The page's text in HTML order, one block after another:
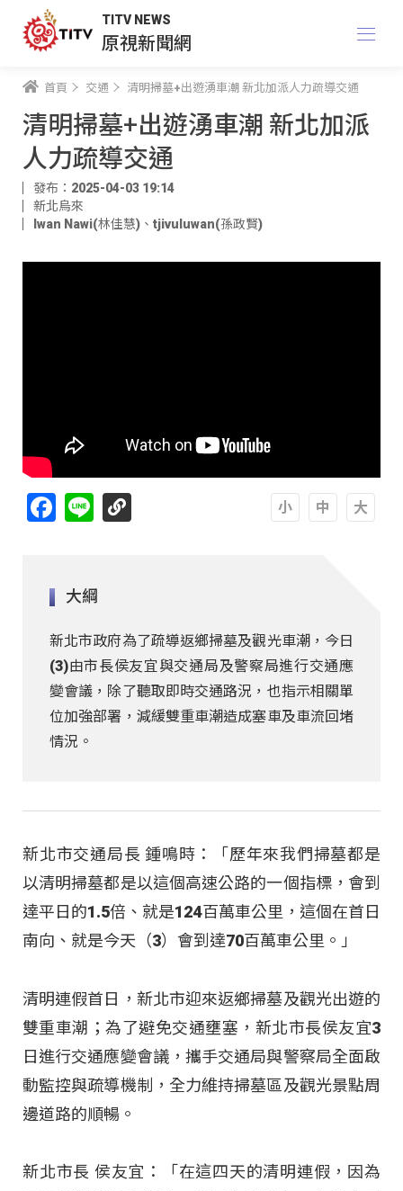
TITV NEWS
原視新聞網
首頁 交通 清明掃墓+出遊湧車潮 新北加派人力疏導交通
清明掃墓+出遊湧車潮 新北加派
人力疏導交通
發布：2025-04-03 19:14
新北烏來
Iwan Nawi(林佳慧) 、 tjivuluwan(孫政賢)
Facebook
Line
大綱
新北市政府為了疏導返鄉掃墓及觀光車潮，今日
(3)由市長侯友宜與交通局及警察局進行交通應
變會議，除了聽取即時交通路況，也指示相關單
位加強部署，減緩雙重車潮造成塞車及車流回堵
情況。
新北市交通局長 鍾鳴時：「歷年來我們掃墓都是
以清明掃墓都是以這個高速公路的一個指標，會到
達平日的1.5倍、就是124百萬車公里，這個在首日
南向、就是今天（3）會到達70百萬車公里。」
清明連假首日，新北市迎來返鄉掃墓及觀光出遊的
雙重車潮；為了避免交通壅塞，新北市長侯友宜3
日進行交通應變會議，攜手交通局與警察局全面啟
動監控與疏導機制，全力維持掃墓區及觀光景點周
邊道路的順暢。
新北市長 侯友宜：「在這四天的清明連假，因為